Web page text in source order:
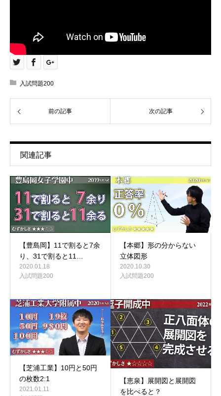
入試問題200
前の記事 次の記事
関連記事
【豊島岡】11で割ると7余
り、31で割ると11…
2020.01.18
入試問題200
【本郷】形の分からない
立体図形
2020.10.30
入試問題200
【芝浦工業】10円と50円
の枚数2:1
2021.01.11
【恵泉】展開図と展開図
を比べると？